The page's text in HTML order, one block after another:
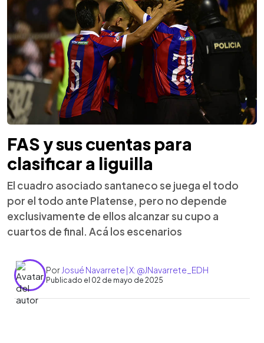
FAS y sus cuentas para
clasificar a liguilla
El cuadro asociado santaneco se juega el todo
por el todo ante Platense, pero no depende
exclusivamente de ellos alcanzar su cupo a
cuartos de final. Acá los escenarios
Por Josué Navarrete | X: @JNavarrete_EDH
Publicado el 02 de mayo de 2025